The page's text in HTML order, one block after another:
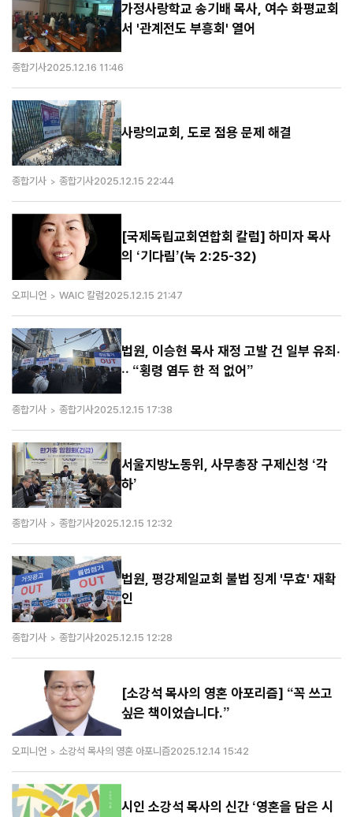
가정사랑학교 송기배 목사, 여수 화평교회
서 '관계전도 부흥회' 열어
종합기사2025.12.16 11:46
사랑의교회, 도로 점용 문제 해결
종합기사 종합기사2025.12.15 22:44
[국제독립교회연합회 칼럼] 하미자 목사
의 ‘기다림’(눅 2:25-32)
오피니언 WAIC 칼럼2025.12.15 21:47
법원, 이승현 목사 재정 고발 건 일부 유죄·
·· “횡령 염두 한 적 없어”
종합기사 종합기사2025.12.15 17:38
서울지방노동위, 사무총장 구제신청 ‘각
하’
종합기사 종합기사2025.12.15 12:32
법원, 평강제일교회 불법 징계 '무효' 재확
인
종합기사 종합기사2025.12.15 12:28
[소강석 목사의 영혼 아포리즘] “꼭 쓰고
싶은 책이었습니다.”
오피니언 소강석 목사의 영혼 아포니즘2025.12.14 15:42
시인 소강석 목사의 신간 ‘영혼을 담은 시